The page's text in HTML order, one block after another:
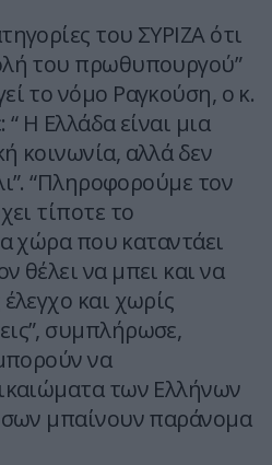
του ΣΥΡΙΖΑ ότι
του πρωθυπουργού”
το νόμο Ραγκούση, ο κ.
Η Ελλάδα είναι μια
κοινωνία, αλλά δεν
“Πληροφορούμε τον
τίποτε το
χώρα που καταντάει
θέλει να μπει και να
και χωρίς
συμπλήρωσε,
να
των Ελλήνων
μπαίνουν παράνομα